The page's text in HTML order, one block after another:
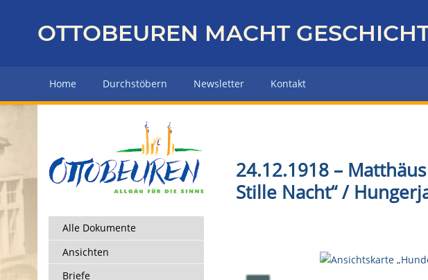
z
r
H
u
p
e
OTTOBEUREN MACHT
Home Durchstöbern Newsletter Kontakt
Alle Dokumente
Ansichten
Briefe
24.12.1918 –
Stille Nacht“ /